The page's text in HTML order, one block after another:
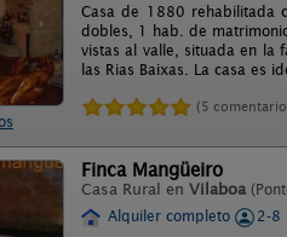
Casa de 1880 rehabilitada
dobles, 1 hab. de
vistas al valle, situada en la
las Rias Baixas. La casa es
(5
Finca Mangüeiro
Casa Rural en Vilaboa
Alquiler completo
2-8